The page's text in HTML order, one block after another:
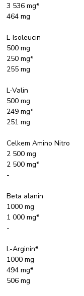
3 536 mg*
464 mg
L-Isoleucin
500 mg
250 mg*
255 mg
L-Valin
500 mg
249 mg*
251 mg
Celkem Amino Nitro
2 500 mg
2 500 mg*
-
Beta alanin
1000 mg
1 000 mg*
-
L-Arginin*
1000 mg
494 mg*
506 mg